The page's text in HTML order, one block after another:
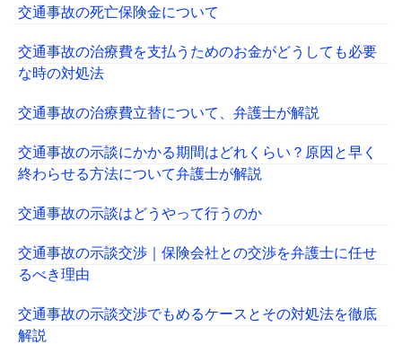
交通事故の死亡保険金について
交通事故の治療費を支払うためのお金がどうしても必要
な時の対処法
交通事故の治療費立替について、弁護士が解説
交通事故の示談にかかる期間はどれくらい？原因と早く
終わらせる方法について弁護士が解説
交通事故の示談はどうやって行うのか
交通事故の示談交渉｜保険会社との交渉を弁護士に任せ
るべき理由
交通事故の示談交渉でもめるケースとその対処法を徹底
解説